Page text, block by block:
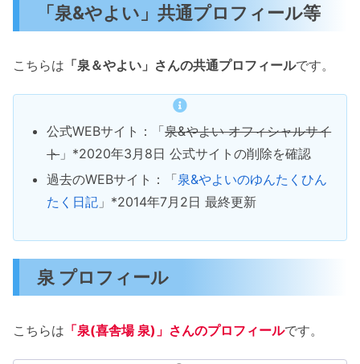
「泉&やよい」共通プロフィール等
こちらは 「泉＆やよい」さんの共通プロフィールです。
公式WEBサイト：「泉&やよい オフィシャルサイ
ト」*2020年3月8日 公式サイトの削除を確認
過去のWEBサイト：「泉&やよいのゆんたくひん
たく日記 」*2014年7月2日 最終更新
泉 プロフィール
こちらは 「泉(喜舎場 泉)」さんのプロフィールです。